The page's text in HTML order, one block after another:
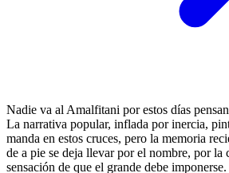
Nadie va al Amalfitani por estos días
La narrativa popular, inflada por inercia,
manda en estos cruces, pero la memoria
de a pie se deja llevar por el nombre, por la
sensación de que el grande debe